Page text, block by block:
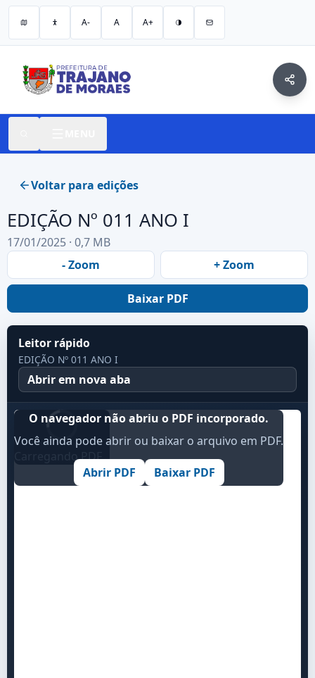
A- A A+
Voltar para edições
EDIÇÃO Nº 011 ANO I
17/01/2025 · 0,7 MB
- Zoom
+ Zoom
Baixar PDF
Leitor rápido
EDIÇÃO Nº 011 ANO I
Abrir em nova aba
Carregando PDF...
O navegador não abriu o PDF incorporado.
Você ainda pode abrir ou baixar o arquivo em PDF.
Abrir PDF Baixar PDF